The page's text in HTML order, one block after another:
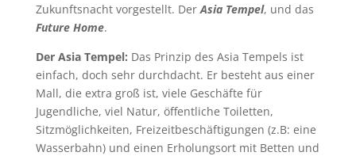
Zukunftsnacht vorgestellt. Der Asia Tempel, und das
Future Home.
Der Asia Tempel: Das Prinzip des Asia Tempels ist
einfach, doch sehr durchdacht. Er besteht aus einer
Mall, die extra groß ist, viele Geschäfte für
Jugendliche, viel Natur, öffentliche Toiletten,
Sitzmöglichkeiten, Freizeitbeschäftigungen (z.B: eine
Wasserbahn) und einen Erholungsort mit Betten und